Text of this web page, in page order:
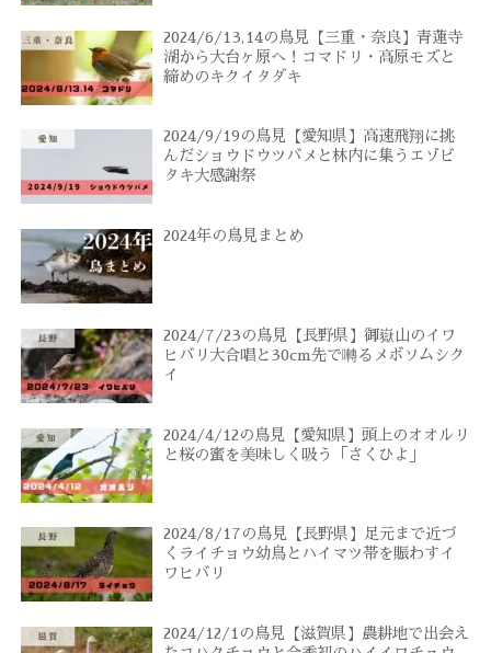
2024/6/13,14の鳥見【三重・奈良】青蓮寺
湖から大台ヶ原へ！コマドリ・高原モズと
締めのキクイタダキ
2024/9/19の鳥見【愛知県】高速飛翔に挑
んだショウドウツバメと林内に集うエゾビ
タキ大感謝祭
2024年の鳥見まとめ
2024/7/23の鳥見【長野県】御嶽山のイワ
ヒバリ大合唱と30cm先で囀るメボソムシク
イ
2024/4/12の鳥見【愛知県】頭上のオオルリ
と桜の蜜を美味しく吸う「さくひよ」
2024/8/17の鳥見【長野県】足元まで近づ
くライチョウ幼鳥とハイマツ帯を賑わすイ
ワヒバリ
2024/12/1の鳥見【滋賀県】農耕地で出会え